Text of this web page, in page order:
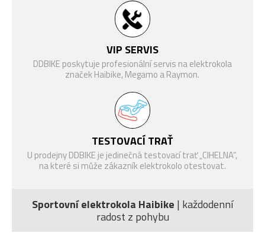
VIP SERVIS
DDBIKE poskytuje profesionální servis na elektrokola
značek Haibike, Megamo a Raymon.
TESTOVACÍ TRAŤ
U prodejny DDBIKE je jedinečná testovací trať „CIHELNA“,
na které si může zákazník elektrokolo otestovat.
Sportovní elektrokola Haibike | každodenní
radost z pohybu
JEZDCE
120 kg
Nosiče kol na auto Osvětlení